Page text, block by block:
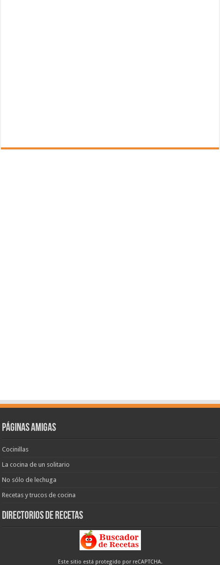
Páginas amigas
Cocinillas
La cocina de un solitario
No sólo de lechuga
Recetas y trucos de cocina
Directorios de recetas
Este sitio está protegido por reCAPTCHA.